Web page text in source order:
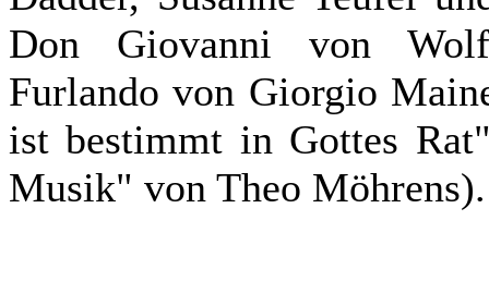
Don Giovanni von
Furlando von Giorgio
ist bestimmt in Gottes
Musik" von Theo Möhrens).